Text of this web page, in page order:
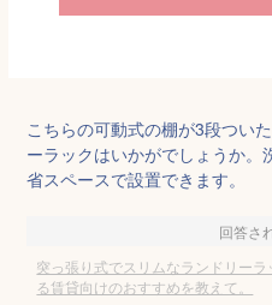
こちらの可動式の棚が3段つい
ーラックはいかがでしょうか。
省スペースで設置できます。
回答さ
突っ張り式でスリムなランドリー
る賃貸向けのおすすめを教えて。